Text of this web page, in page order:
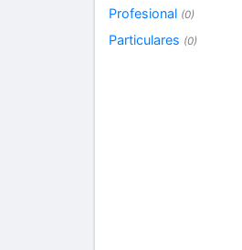
Profesional (0)
Particulares (0)